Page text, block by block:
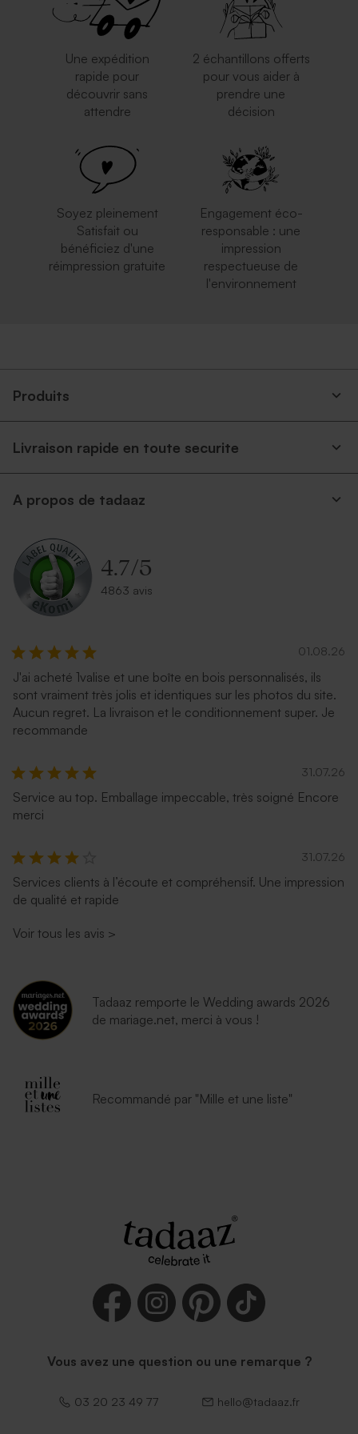
Enveloppe rose pâle Enveloppe fête rouge
Enveloppe bleu ciel
Grande enveloppe papier
Enveloppe fête rouille format
Enveloppe fête bleu nuit Enveloppe fête rose nude
rectangulaire (14 x 12,5 cm)
Enveloppe fête papier
Une expédition
rapide pour
découvrir sans
attendre
2 échantillons offerts
pour vous aider à
prendre une
décision
Soyez pleinement
Satisfait ou
bénéficiez d'une
réimpression gratuite
Engagement éco-
responsable : une
impression
respectueuse de
l'environnement
Produits
Livraison rapide en toute securite
A propos de tadaaz
4.7/5
4863 avis
01.08.26
J'ai acheté 1valise et une boîte en bois personnalisés, ils
sont vraiment très jolis et identiques sur les photos du site.
Aucun regret. La livraison et le conditionnement super. Je
recommande
31.07.26
Service au top. Emballage impeccable, très soigné Encore
merci
31.07.26
Services clients à l’écoute et compréhensif. Une impression
de qualité et rapide
Voir tous les avis >
Tadaaz remporte le Wedding awards 2026
de mariage.net, merci à vous !
Recommandé par "Mille et une liste"
Vous avez une question ou une remarque ?
03 20 23 49 77 hello@tadaaz.fr